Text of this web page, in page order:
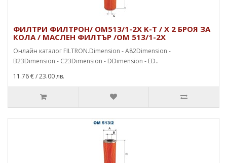
ФИЛТРИ ФИЛТРОН/ OM513/1-2X K-T / X 2 БРОЯ ЗА
КОЛА / МАСЛЕН ФИЛТЪР /OM 513/1-2X
Онлайн каталог FILTRON.Dimension - A82Dimension -
B23Dimension - C23Dimension - DDimension - ED..
11.76 €/ 23.00 лв.